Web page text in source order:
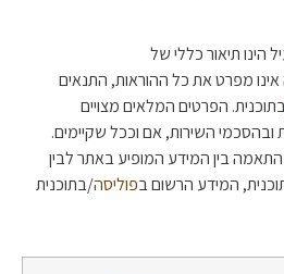
הינו תיאור כללי של
אינו מפרט את כל ההוראות, התנאים
הפרטים המלאים מצויים
ובהסכמי השירות, אם וככל שקיימים.
בין המידע המופיע באתר לבין
המידע הרשום בפוליסה/בתוכנית